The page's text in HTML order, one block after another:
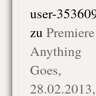
user-
zu Premiere
Anything
Goes,
28.02.2013,